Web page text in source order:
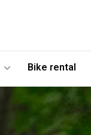
Bike rental